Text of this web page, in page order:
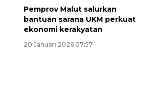
Pemprov Malut salurkan
bantuan sarana UKM perkuat
ekonomi kerakyatan
20 Januari 2026 07:57